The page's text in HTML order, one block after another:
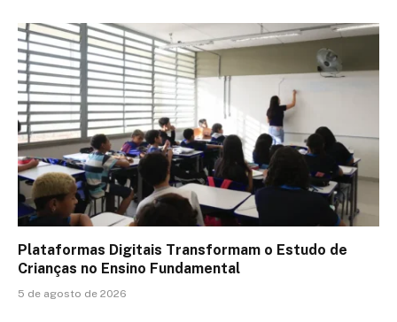
Plataformas Digitais Transformam o Estudo de
Crianças no Ensino Fundamental
5 de agosto de 2026